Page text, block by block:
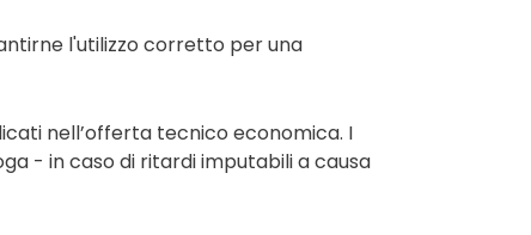
l'utilizzo corretto per una
nell’offerta tecnico economica. I
- in caso di ritardi imputabili a causa